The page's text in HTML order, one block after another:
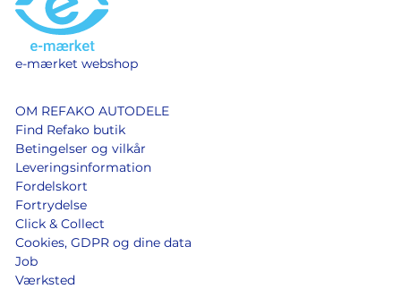
e-mærket webshop
OM REFAKO AUTODELE
Find Refako butik
Betingelser og vilkår
Leveringsinformation
Fordelskort
Fortrydelse
Click & Collect
Cookies, GDPR og dine data
Job
Værksted